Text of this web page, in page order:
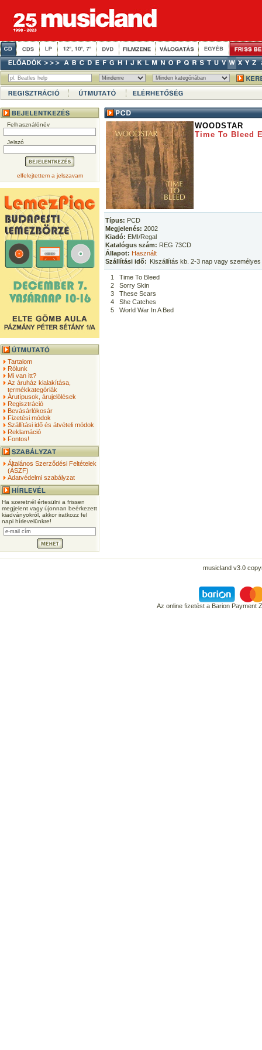
Felhasználónév
Jelszó
elfelejtettem a jelszavam
Tartalom
Rólunk
Mi van itt?
Az áruház kialakítása,
termékkategóriák
Árutípusok, árujelölések
Regisztráció
Bevásárlókosár
Fizetési módok
Szállítási idő és átvételi módok
Reklamáció
Fontos!
Általános Szerződési Feltételek
(ÁSZF)
Adatvédelmi szabályzat
Ha szeretnél értesülni a frissen
megjelent vagy újonnan beérkezett
kiadványokról, akkor iratkozz fel
napi hírlevelünkre!
WOODSTAR
Time To Bleed
Típus: PCD
Megjelenés: 2002
Kiadó: EMI/Regal
Katalógus szám: REG 73CD
Állapot: Használt
Szállítási idő: Kiszállítás kb. 2-3 nap vagy
1
Time To Bleed
2
Sorry Skin
3
These Scars
4
She Catches
5
World War In A Bed
musicland v3.0
Az online fizetést a Barion Payment